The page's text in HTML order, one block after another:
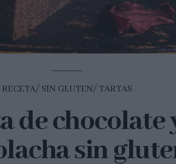
RECETA SIN GLUTEN TARTAS
de chocolate
sin